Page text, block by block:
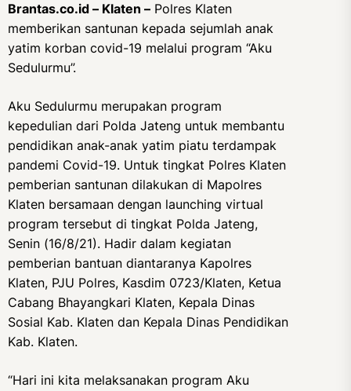
Brantas.co.id – Klaten – Polres Klaten
memberikan santunan kepada sejumlah anak
yatim korban covid-19 melalui program “Aku
Sedulurmu”.
Aku Sedulurmu merupakan program
kepedulian dari Polda Jateng untuk membantu
pendidikan anak-anak yatim piatu terdampak
pandemi Covid-19. Untuk tingkat Polres Klaten
pemberian santunan dilakukan di Mapolres
Klaten bersamaan dengan launching virtual
program tersebut di tingkat Polda Jateng,
Senin (16/8/21). Hadir dalam kegiatan
pemberian bantuan diantaranya Kapolres
Klaten, PJU Polres, Kasdim 0723/Klaten, Ketua
Cabang Bhayangkari Klaten, Kepala Dinas
Sosial Kab. Klaten dan Kepala Dinas Pendidikan
Kab. Klaten.
“Hari ini kita melaksanakan program Aku